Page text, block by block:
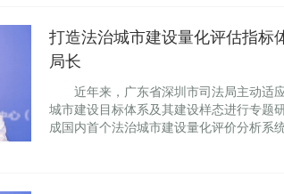
打造法治城市建设量化评估指标
局长
近年来，广东省深圳市司法局主动适
城市建设目标体系及其建设样态进行专题
成国内首个法治城市建设量化评价分析系